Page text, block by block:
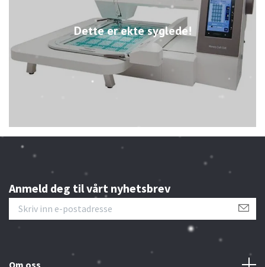
Dette er ekte syglede!
Anmeld deg til vårt nyhetsbrev
Om oss